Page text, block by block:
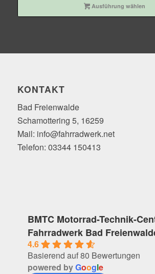
Ausführung wählen
KONTAKT
Bad Freienwalde
Schamottering 5, 16259
Mail: info@fahrradwerk.net
Telefon: 03344 150413
BMTC Motorrad-Technik-
Fahrradwerk Bad
4.6
Basierend auf 80 Bewertungen
powered byGoogle